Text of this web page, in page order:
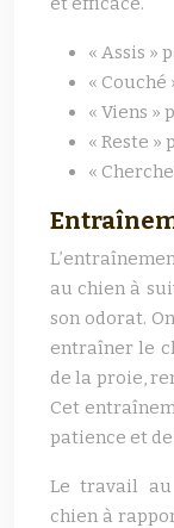
« Assis »
« Couché
« Viens
« Reste
«
au chien à
son odorat.
entraîner le
de la proie,
Cet
patience et
Le travail
chien à